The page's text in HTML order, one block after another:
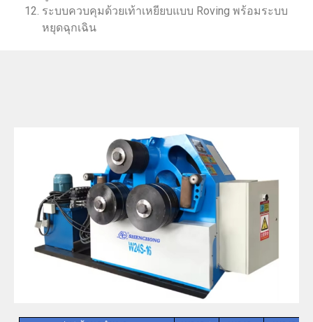
ระบบควบคุมด้วยเท้าเหยียบแบบ Roving พร้อมระบบ
หยุดฉุกเฉิน